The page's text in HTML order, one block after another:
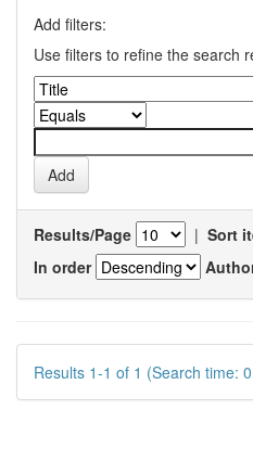
Add filters:
Use filters to refine the search
Results/Page | Sort
In order
Results 1-1 of 1 (Search time: